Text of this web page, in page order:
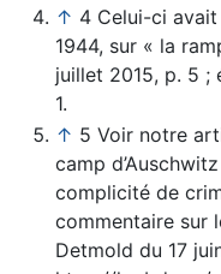
↑ 4 Celui-ci avait travaillé à
1944, sur « la rampe de sélection », Le Monde, 17
juillet 2015, p. 5 ;
1.
↑ 5 Voir notre
camp
complicité de
commentaire sur
Detmold du 17 juin